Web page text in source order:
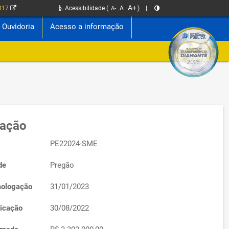
Acessibilidade ( A- A A+)
Ouvidoria Acesso a informação
PE22024-SME
Pregão
31/01/2023
30/08/2022